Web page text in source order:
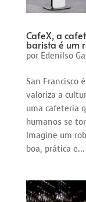
CafeX, a
barista é um
por Edenilso
San Francisco
valoriza a
uma cafeteria
humanos se
Imagine um
boa, prática e...